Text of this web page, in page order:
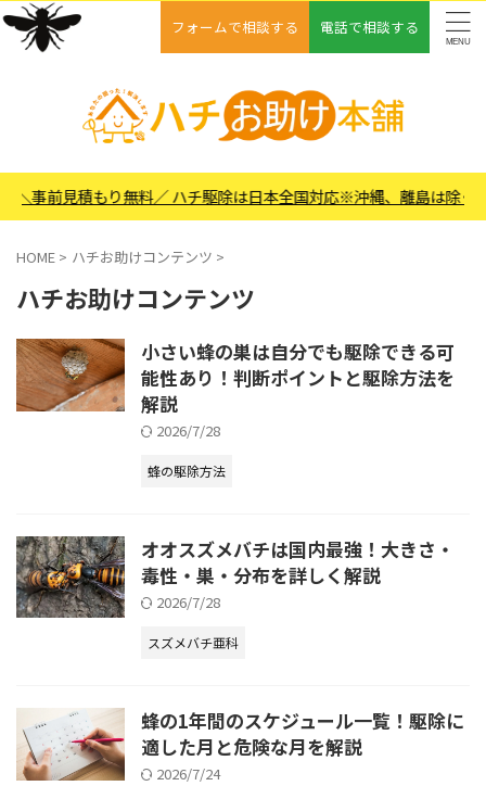
フォームで相談する 電話で相談する
積もり無料／ ハチ駆除は日本全国対応※沖縄、離島は除く ＼24時
HOME > ハチお助けコンテンツ >
ハチお助けコンテンツ
小さい蜂の巣は自分でも駆除できる可
能性あり！判断ポイントと駆除方法を
解説
2026/7/28
蜂の駆除方法
オオスズメバチは国内最強！大きさ・
毒性・巣・分布を詳しく解説
2026/7/28
スズメバチ亜科
蜂の1年間のスケジュール一覧！駆除に
適した月と危険な月を解説
2026/7/24